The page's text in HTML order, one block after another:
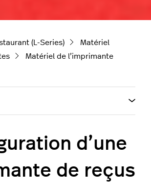
(L-Series)
Matériel
Matériel de l’imprimante
d’une
de reçus